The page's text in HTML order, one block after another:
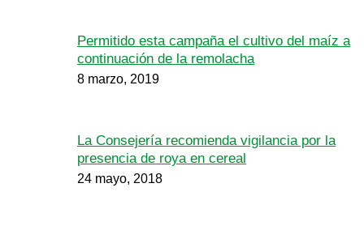
Permitido esta campaña el cultivo del maíz a
continuación de la remolacha
8 marzo, 2019
La Consejería recomienda vigilancia por la
presencia de roya en cereal
24 mayo, 2018